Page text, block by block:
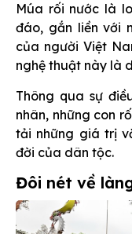
Múa rối nước là
đáo, gắn liền với
của người Việt
nghệ thuật này là
Thông qua sự
nhân, những con
tải những giá trị
đời của dân tộc.
Đôi nét về